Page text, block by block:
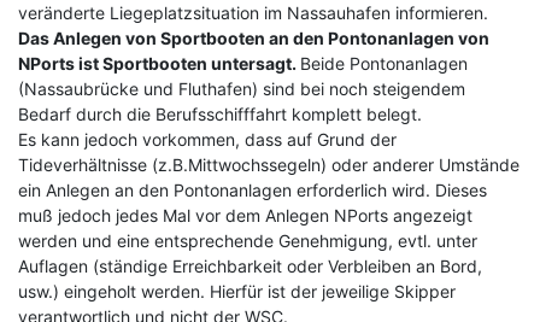
veränderte Liegeplatzsituation im Nassauhafen informieren.
Das Anlegen von Sportbooten an den Pontonanlagen von
NPorts ist Sportbooten untersagt. Beide Pontonanlagen
(Nassaubrücke und Fluthafen) sind bei noch steigendem
Bedarf durch die Berufsschifffahrt komplett belegt.
Es kann jedoch vorkommen, dass auf Grund der
Tideverhältnisse (z.B.Mittwochssegeln) oder anderer Umstände
ein Anlegen an den Pontonanlagen erforderlich wird. Dieses
muß jedoch jedes Mal vor dem Anlegen NPorts angezeigt
werden und eine entsprechende Genehmigung, evtl. unter
Auflagen (ständige Erreichbarkeit oder Verbleiben an Bord,
usw.) eingeholt werden. Hierfür ist der jeweilige Skipper
verantwortlich und nicht der WSC.